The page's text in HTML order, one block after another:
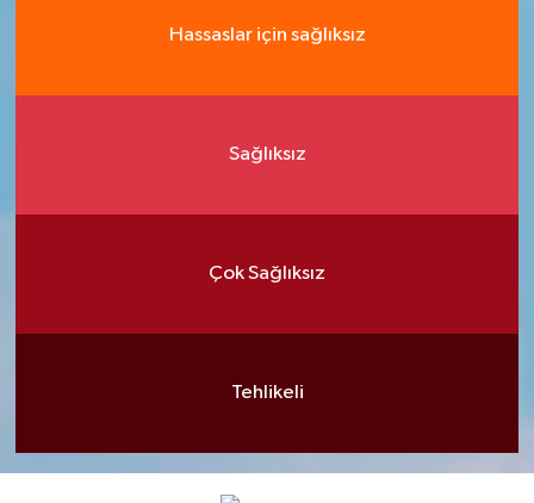
Hassaslar için sağlıksız
Sağlıksız
Çok Sağlıksız
Tehlikeli